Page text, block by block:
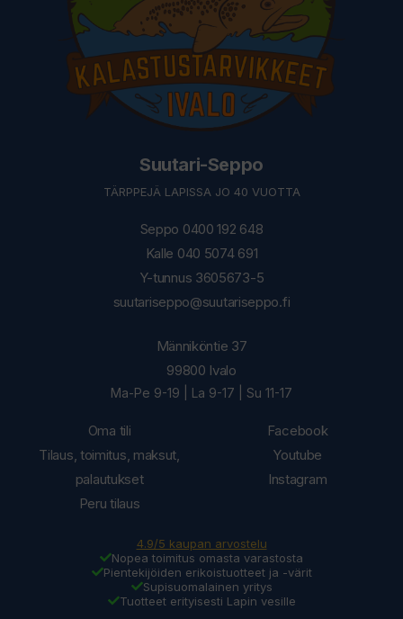
Suutari-Seppo
TÄRPPEJÄ LAPISSA JO 40 VUOTTA
Seppo 0400 192 648
Kalle 040 5074 691
Y-tunnus 3605673-5
suutariseppo@suutariseppo.fi
Oma tili
Tilaus, toimitus, maksut,
palautukset
Peru tilaus
Männiköntie 37
99800 Ivalo
Ma-Pe 9-19 | La 9-17 | Su 11-17
Facebook
Youtube
Instagram
4.9/5 kaupan arvostelu
Nopea toimitus omasta varastosta
Pientekijöiden erikoistuotteet ja -värit
Supisuomalainen yritys
Tuotteet erityisesti Lapin vesille